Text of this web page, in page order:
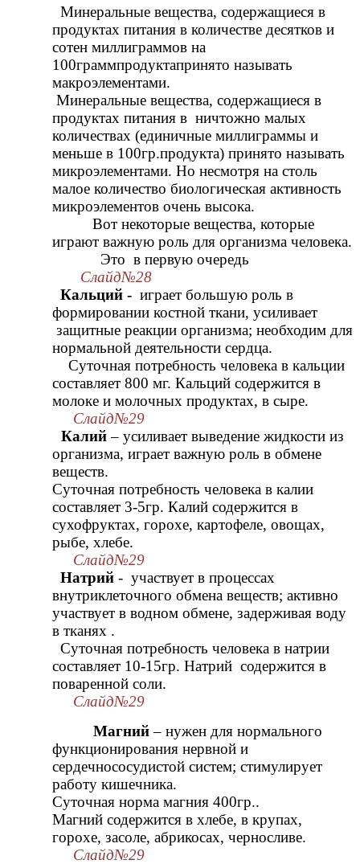
Минеральные вещества, содержащиеся в
продуктах питания в количестве десятков и
сотен миллиграммов на
100граммпродуктапринято называть
макроэлементами.
Минеральные вещества, содержащиеся в
продуктах питания в ничтожно малых
количествах (единичные миллиграммы и
меньше в 100гр.продукта) принято называть
микроэлементами. Но несмотря на столь
малое количество биологическая активность
микроэлементов очень высока.
Вот некоторые вещества, которые
играют важную роль для организма человека.
Это в первую очередь
Слайд№28
Кальций - играет большую роль в
формировании костной ткани, усиливает
защитные реакции организма; необходим для
нормальной деятельности сердца.
Суточная потребность человека в кальции
составляет 800 мг. Кальций содержится в
молоке и молочных продуктах, в сыре.
Слайд№29
Калий– усиливает выведение жидкости из
организма, играет важную роль в обмене
веществ.
Суточная потребность человека в калии
составляет 3-5гр. Калий содержится в
сухофруктах, горохе, картофеле, овощах,
рыбе, хлебе.
Слайд№29
Натрий- участвует в процессах
внутриклеточного обмена веществ; активно
участвует в водном обмене, задерживая воду
в тканях .
Суточная потребность человека в натрии
составляет 10-15гр. Натрий содержится в
поваренной соли.
Слайд№29
Магний– нужен для нормального
функционирования нервной и
сердечнососудистой систем; стимулирует
работу кишечника.
Суточная норма магния 400гр..
Магний содержится в хлебе, в крупах,
горохе, засоле, абрикосах, черносливе.
Слайд№29